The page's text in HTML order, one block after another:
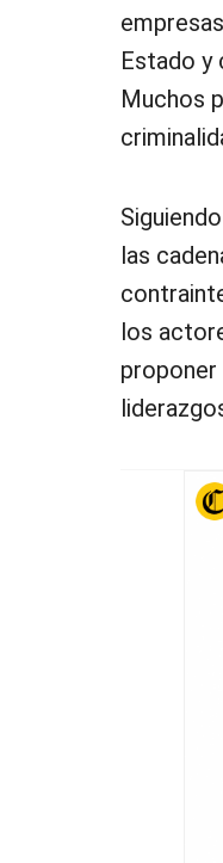
Estado y
Muchos
las
los